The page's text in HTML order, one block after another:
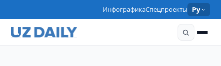
ИнфографикаСпецпроекты Ру